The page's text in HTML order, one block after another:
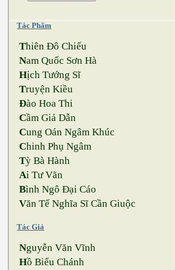
Tác Phẩm
Thiên Đô Chiếu
Nam Quốc Sơn Hà
Hịch Tướng Sĩ
Truyện Kiều
Đào Hoa Thi
Cầm Giả Dẫn
Cung Oán Ngâm Khúc
Chinh Phụ Ngâm
Tỳ Bà Hành
Ai Tư Vãn
Bình Ngô Đại Cáo
Văn Tế Nghĩa Sĩ Cần Giuộc
Tác Giả
Nguyễn Văn Vĩnh
Hồ Biểu Chánh